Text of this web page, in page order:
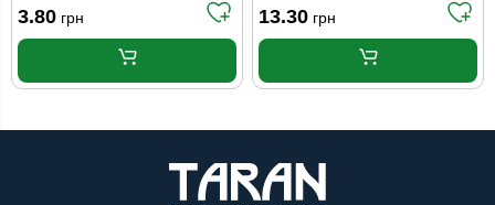
3.80 грн 13.30 грн